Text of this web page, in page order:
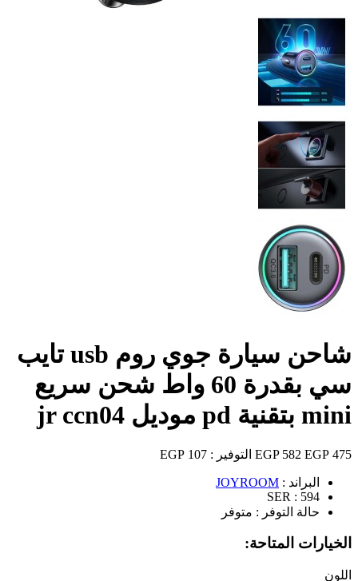
شاحن سيارة جوي روم usb تايب
سي بقدرة 60 واط شحن سريع
mini بتقنية pd موديل jr ccn04
475 EGP
582 EGP التوفير : 107 EGP
البراند : JOYROOM
SER : 594
حالة التوفر : متوفر
الخيارات المتاحة:
اللون